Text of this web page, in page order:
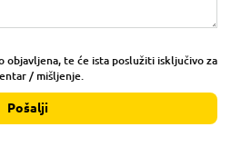
objavljena, te će ista poslužiti isključivo za
/ mišljenje.
Pošalji